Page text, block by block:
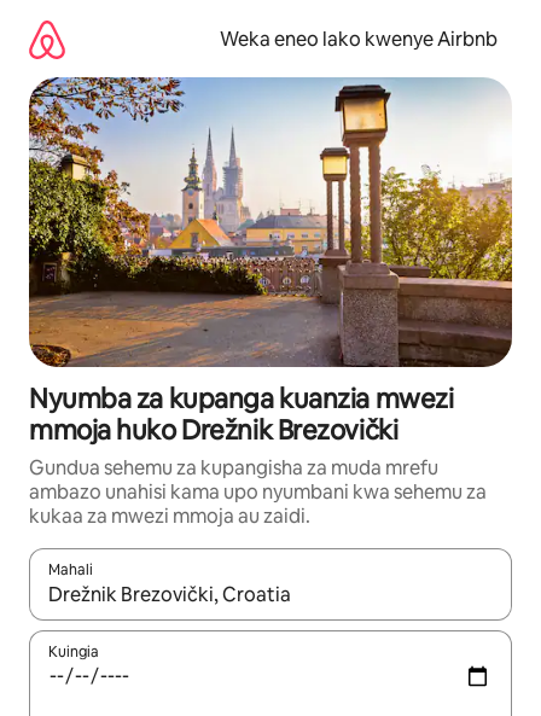
kwenda
kwenye
maudhui
Weka eneo lako kwenye Airbnb
Nyumba za kupanga kuanzia mwezi
mmoja huko Drežnik Brezovički
Gundua sehemu za kupangisha za muda mrefu
ambazo unahisi kama upo nyumbani kwa sehemu za
kukaa za mwezi mmoja au zaidi.
Mahali
Wakati matokeo yanapatikana, vinjari kwa kutumia vitufe vya
Kuingia